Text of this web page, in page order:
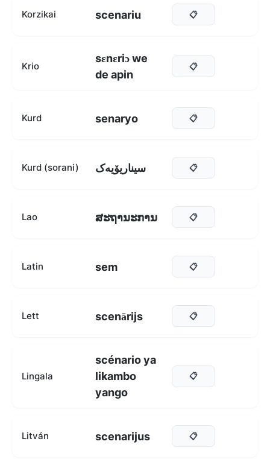
Korzikai scenariu 📋
Krio
sɛnɛriɔ we
de apin
📋
Kurd senaryo 📋
Kurd (sorani) سیناریۆیەک 📋
Lao ສະຖານະການ 📋
Latin sem 📋
Lett scenārijs 📋
Lingala
scénario ya
likambo
yango
📋
Litván scenarijus 📋